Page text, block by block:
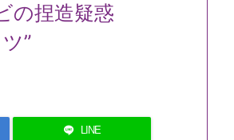
の捏造疑惑
”
LINE